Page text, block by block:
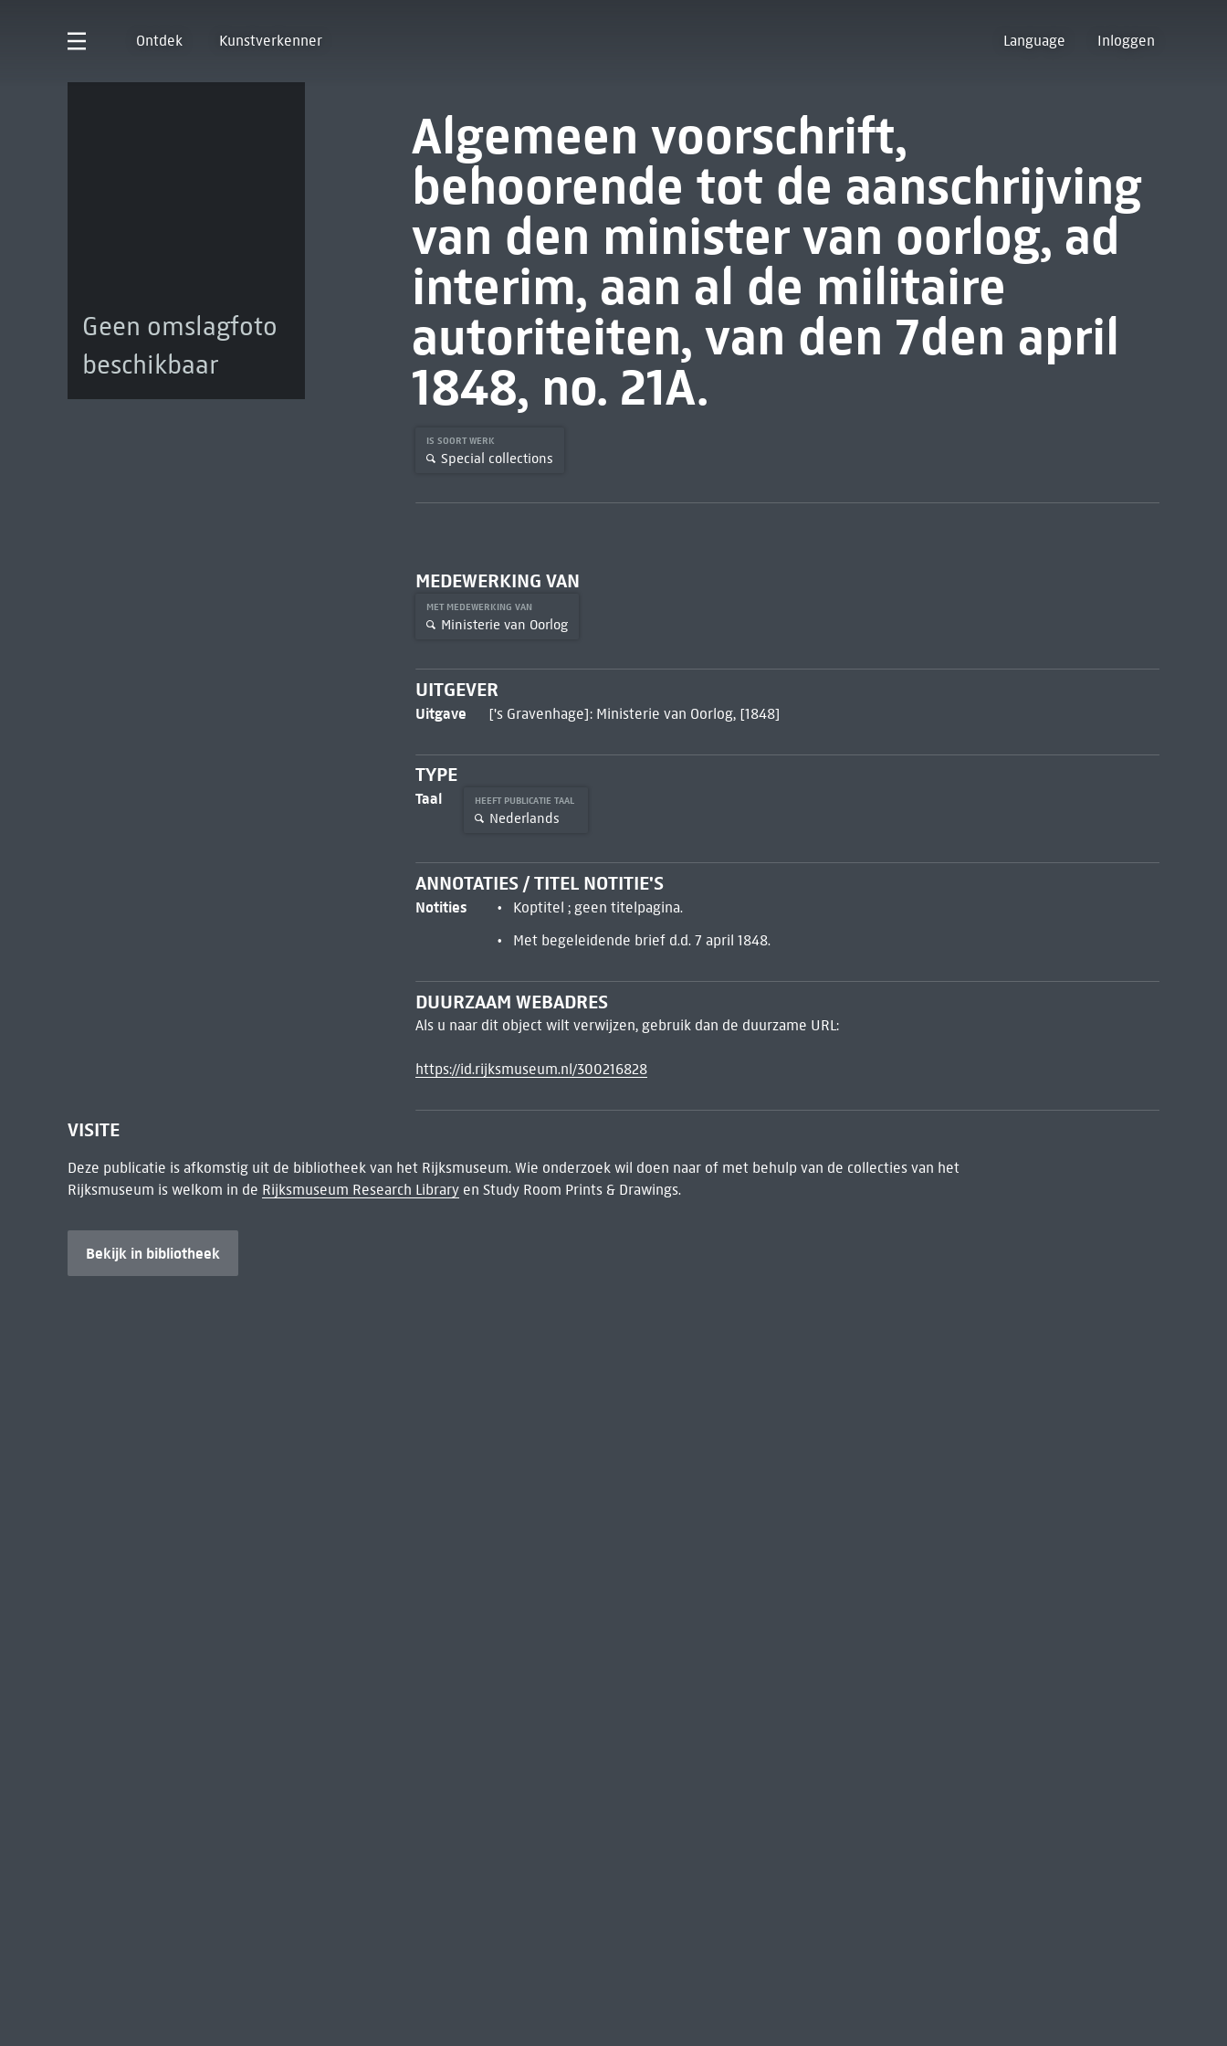
Ontdek Kunstverkenner Language Inloggen
Geen omslagfoto
beschikbaar
Algemeen voorschrift,
behoorende tot de aanschrijving
van den minister van oorlog, ad
interim, aan al de militaire
autoriteiten, van den 7den april
1848, no. 21A.
IS SOORT WERK
Special collections
MEDEWERKING VAN
MET MEDEWERKING VAN
Ministerie van Oorlog
UITGEVER
Uitgave ['s Gravenhage]: Ministerie van Oorlog, [1848]
TYPE
Taal HEEFT PUBLICATIE TAAL
Nederlands
ANNOTATIES / TITEL NOTITIE'S
Notities
Koptitel ; geen titelpagina.
Met begeleidende brief d.d. 7 april 1848.
DUURZAAM WEBADRES
Als u naar dit object wilt verwijzen, gebruik dan de duurzame URL:
https://id.rijksmuseum.nl/300216828
VISITE
Deze publicatie is afkomstig uit de bibliotheek van het Rijksmuseum. Wie onderzoek wil doen naar of met behulp van de collecties van het
Rijksmuseum is welkom in de Rijksmuseum Research Libraryen Study Room Prints & Drawings.
Bekijk in bibliotheek